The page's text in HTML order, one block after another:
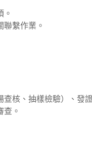
。
繫作業。
核、抽樣檢驗）、發
查。